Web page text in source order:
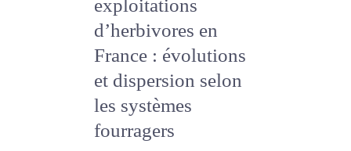
exploitations
d’herbivores en
France : évolutions
et dispersion selon
les systèmes
fourragers